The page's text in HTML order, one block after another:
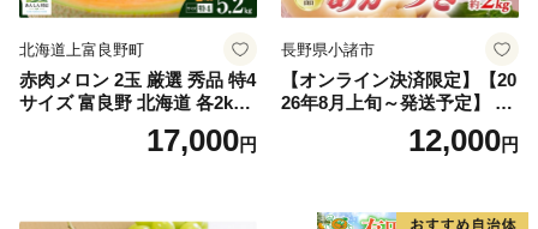
北海道上富良野町
赤肉メロン 2玉 厳選 秀品 特4
サイズ 富良野 北海道 各2kg
～2.6kg 2玉 セット ファーム
富良野 メロン めろん 果物 く
17,000円
長野県小諸市
【オンライン決済限定】【20
26年8月上旬～発送予定】 先
行予約 「浅間水蜜桃プレミ
アム」 もも あかつき 秀品 約
果肉 長野県産 小諸市
12,000円